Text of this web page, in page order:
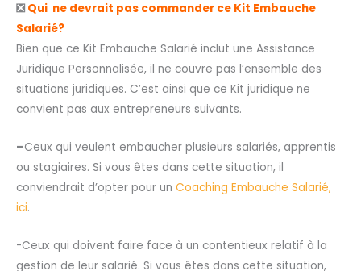
❎ Qui ne devrait pas commander ce Kit Embauche
Salarié?
Bien que ce Kit Embauche Salarié inclut une Assistance
Juridique Personnalisée, il ne couvre pas l’ensemble des
situations juridiques. C’est ainsi que ce Kit juridique ne
convient pas aux entrepreneurs suivants.
–Ceux qui veulent embaucher plusieurs salariés, apprentis
ou stagiaires. Si vous êtes dans cette situation, il
conviendrait d’opter pour un Coaching Embauche Salarié,
ici.
-Ceux qui doivent faire face à un contentieux relatif à la
gestion de leur salarié. Si vous êtes dans cette situation,